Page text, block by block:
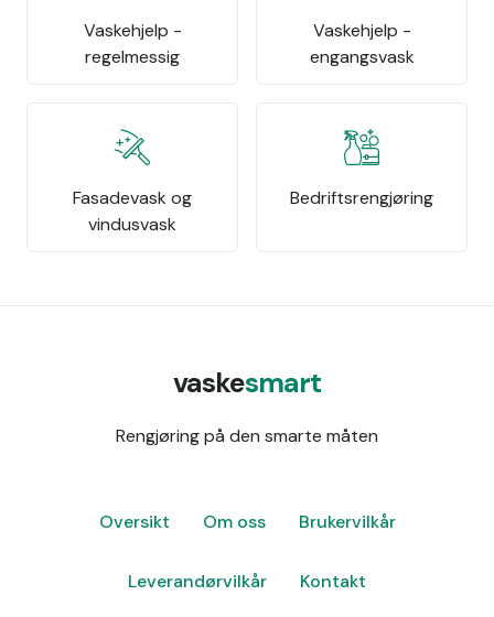
Vaskehjelp -
regelmessig
Vaskehjelp -
engangsvask
Fasadevask og
vindusvask
Bedriftsrengjøring
vaskesmart
Rengjøring på den smarte måten
Oversikt Om oss Brukervilkår
Leverandørvilkår Kontakt